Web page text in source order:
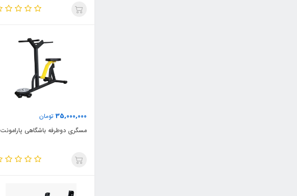
35,000,000 تومان
مسگری دوطرفه باشگاهی پارامونت